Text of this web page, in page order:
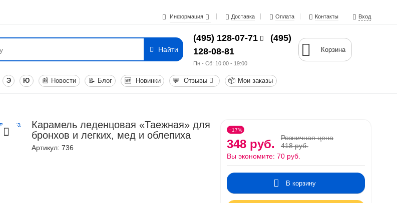
Информация Доставка Оплата Контакты Вход
Найти
(495) 128-07-71
(495)
128-08-81
Пн - Cб: 10:00 - 19:00
Корзина
Э Ю 📰 Новости 📝 Блог 🆕 Новинки 💬 Отзывы 📦 Мои заказы
Карамель леденцовая «Таежная» для
бронхов и легких, мед и облепиха
Артикул: 736
−17%
348 руб.
Розничная цена
418 руб.
Вы экономите: 70 руб.
В корзину